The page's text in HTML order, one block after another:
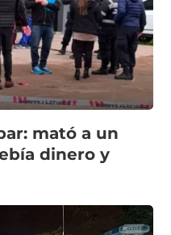
mató a un
dinero y